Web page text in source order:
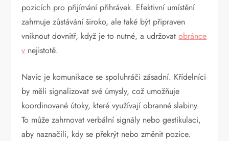
pozicích pro přijímání přihrávek. Efektivní umístění
zahrnuje zůstávání široko, ale také být připraven
vniknout dovnitř, když je to nutné, a udržovatobránce
v nejistotě.
Navíc je komunikace se spoluhráči zásadní. Křídelníci
by měli signalizovat své úmysly, což umožňuje
koordinované útoky, které využívají obranné slabiny.
To může zahrnovat verbální signály nebo gestikulaci,
aby naznačili, kdy se překrýt nebo změnit pozice.